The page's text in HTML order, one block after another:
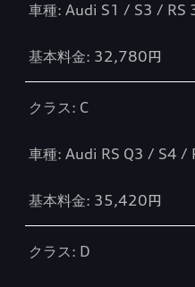
車種: Audi S1 / S3 / RS
基本料金: 32,780円
クラス: C
車種: Audi RS Q3 / S4
基本料金: 35,420円
クラス: D